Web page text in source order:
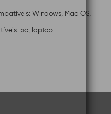
Windows, Mac OS,
pc, laptop